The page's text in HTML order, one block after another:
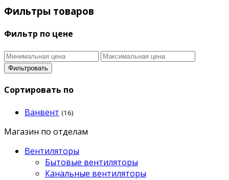
Фильтры товаров
Фильтр по цене
Фильтровать
Сортировать по
Ванвент (16)
Магазин по отделам
Вентиляторы
Бытовые вентиляторы
Канальные вентиляторы